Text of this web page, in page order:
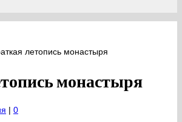
летопись монастыря
монастыря
| 0